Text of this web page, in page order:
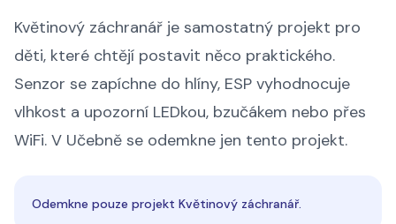
Květinový záchranář je samostatný projekt pro
děti, které chtějí postavit něco praktického.
Senzor se zapíchne do hlíny, ESP vyhodnocuje
vlhkost a upozorní LEDkou, bzučákem nebo přes
WiFi. V Učebně se odemkne jen tento projekt.
Odemkne pouze projekt Květinový záchranář.